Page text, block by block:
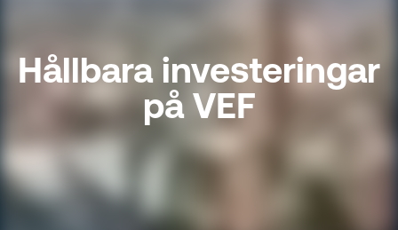
Hållbara investeringar
på VEF